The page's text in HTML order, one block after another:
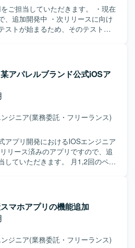
ご担当していただきます。 ・現在
、追加開発中 ・次リリースに向け
ストが始まるため、そのテストに
アパレルブランド公式iOSア
ジニア(業務委託・フリーランス)
アプリ開発におけるIOSエンジニア
リース済みのアプリですので、追
していただきます。 月1,2回のペー
マホアプリの機能追加
ジニア(業務委託・フリーランス)